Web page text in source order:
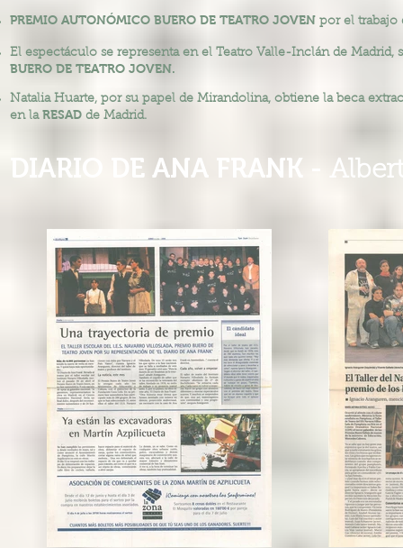
PREMIO AUTONÓMICO BUERO DE TEATRO JOVEN por el trabajo
El espectáculo se representa en el Teatro Valle-Inclán de
BUERO DE TEATRO JOVEN.
Natalia Huarte, por su papel de Mirandolina, obtiene la beca
en laRESAD de Madrid.
DIARIO DE ANA FRANK -